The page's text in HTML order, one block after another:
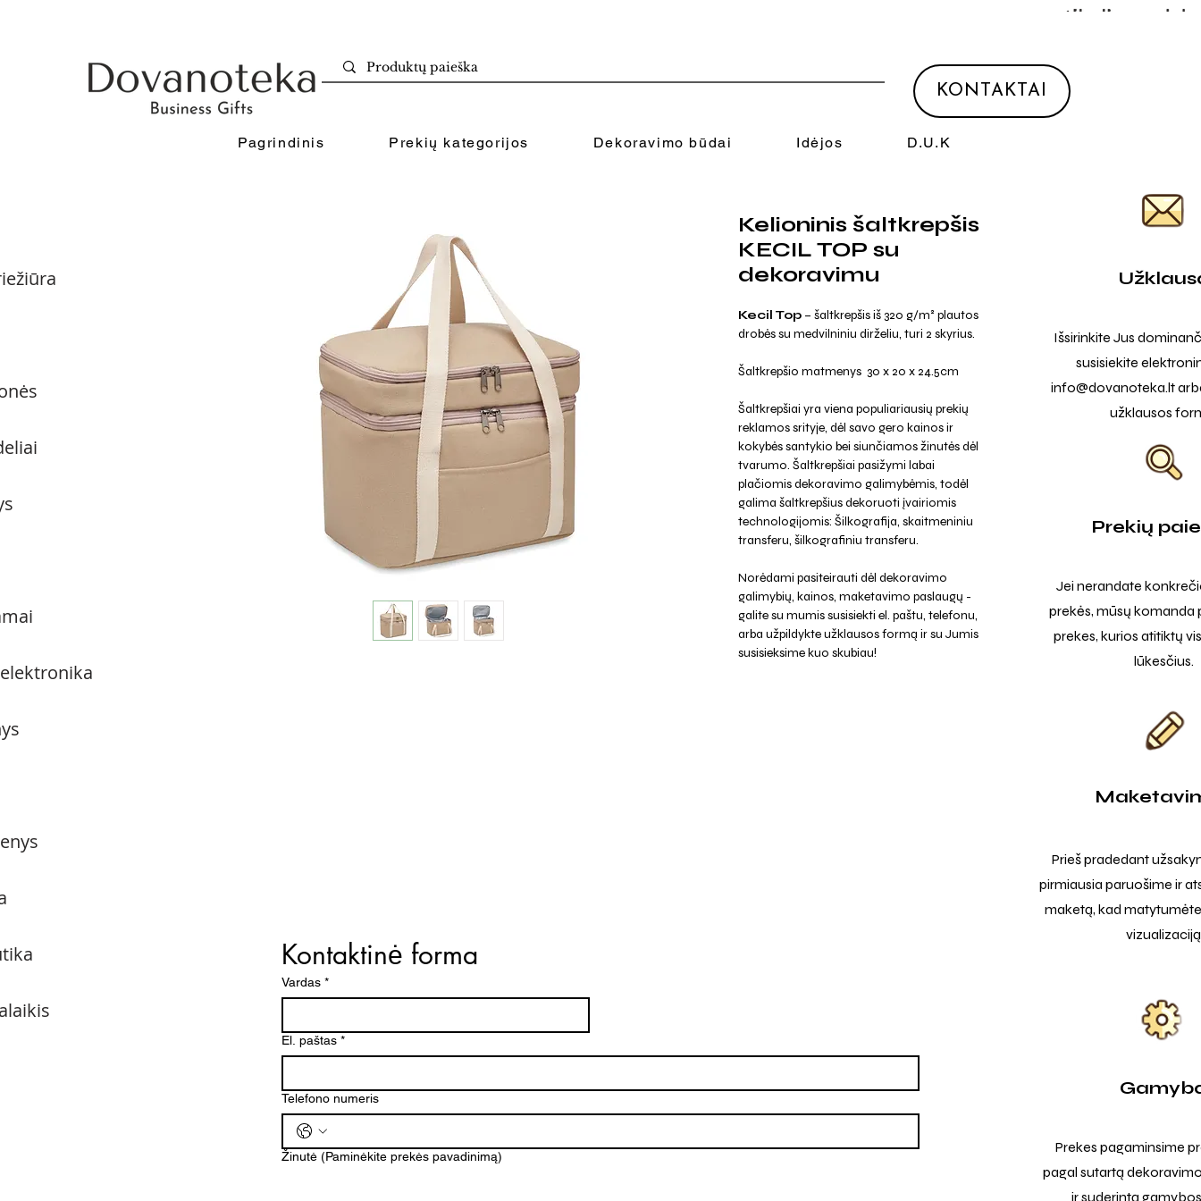
Pagrindinis Prekių kategorijos Dekoravimo būdai Idėjos D.U.K
KONTAKTAI
Kelioninis šaltkrepšis
KECIL TOP su
dekoravimu
Kecil Top– šaltkrepšis iš 320 g/m² plautos
drobės su medvilniniu dirželiu, turi 2 skyrius.
Šaltkrepšio matmenys 30 x 20 x 24.5cm
Šaltkrepšiai yra viena populiariausių prekių
reklamos srityje, dėl savo gero kainos ir
kokybės santykio bei siunčiamos žinutės dėl
tvarumo. Šaltkrepšiai pasižymi labai
plačiomis dekoravimo galimybėmis, todėl
galima šaltkrepšius dekoruoti įvairiomis
technologijomis: Šilkografija, skaitmeniniu
transferu, šilkografiniu transferu.
Norėdami pasiteirauti dėl dekoravimo
galimybių, kainos, maketavimo paslaugų -
galite su mumis susisiekti el. paštu, telefonu,
arba užpildykte užklausos formą ir su Jumis
susisieksime kuo skubiau!
Išsirinkite Jus
susisiekite
info@dovanoteka.lt
užklausos
Prekių
Jei nerandate
prekės, mūsų komanda
prekes, kurios atitiktų
lūkesčius.
Kontaktinė forma
Vardas *
El. paštas *
Telefono numeris
Žinutė (Paminėkite prekės pavadinimą)
Prieš pradedant
pirmiausia paruošime ir
maketą, kad
vizualizaciją
Prekes pagaminsime
pagal sutartą
ir suderintą